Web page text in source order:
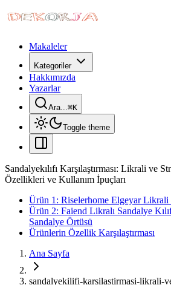
Makaleler
Kategoriler
Hakkımızda
Yazarlar
Ara...⌘K
Toggle theme
Sandalyekılıfı Karşılaştırması: Likrali ve
Özellikleri ve Kullanım İpuçları
Ürün 1: Riselerhome Elgeyar Likrali
Ürün 2: Faiend Likralı Sandalye
Sandalye Örtüsü
Ürünlerin Özellik Karşılaştırması
Ana Sayfa
sandalyekilifi-karsilastirmasi-likrali-